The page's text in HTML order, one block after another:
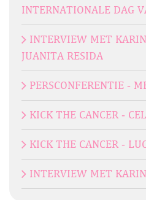
INTERNATIONALE DAG
INTERVIEW MET
JUANITA RESIDA
PERSCONFERENTIE -
KICK THE CANCER -
KICK THE CANCER -
INTERVIEW MET